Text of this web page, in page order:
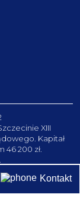
Kontakt
XIII
Kapitał
46 200 zł.